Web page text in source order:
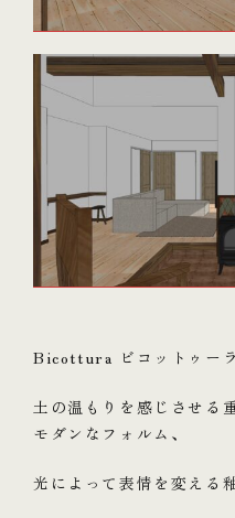
Bicottura ビコットゥーラ
土の温もりを感じさせる
モダンなフォルム、
光によって表情を変える